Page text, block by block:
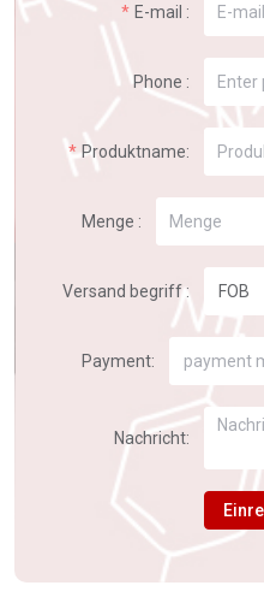
E-mail :
Phone :
Produktname:
Menge :
Versand begriff : FOB
Payment: payment
Nachricht: